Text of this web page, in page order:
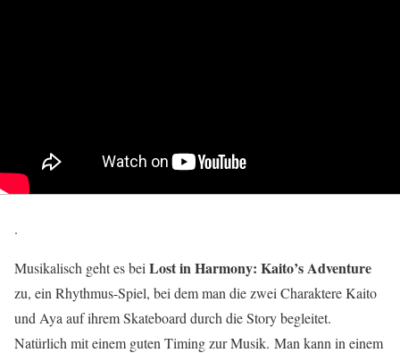
.
Musikalisch geht es bei Lost in Harmony: Kaito’s Adventure
zu, ein Rhythmus-Spiel, bei dem man die zwei Charaktere Kaito
und Aya auf ihrem Skateboard durch die Story begleitet.
Natürlich mit einem guten Timing zur Musik. Man kann in einem